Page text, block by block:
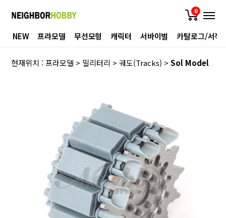
0
NEW 프라모델 무선모형 캐릭터 서바이벌 카탈로그/서적
현재위치 :프라모델 > 밀리터리 >궤도(Tracks) >Sol Model